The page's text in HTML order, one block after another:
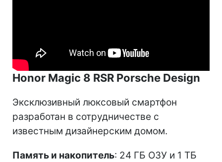
Honor Magic 8 RSR Porsche Design
Эксклюзивный люксовый смартфон
разработан в сотрудничестве с
известным дизайнерским домом.
Память и накопитель: 24 ГБ ОЗУ и 1 ТБ